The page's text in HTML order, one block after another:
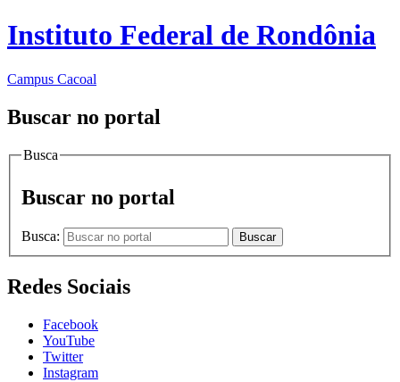
Instituto Federal de Rondônia
Campus Cacoal
Buscar no portal
Busca
Buscar no portal
Busca: Buscar
Redes Sociais
Facebook
YouTube
Twitter
Instagram